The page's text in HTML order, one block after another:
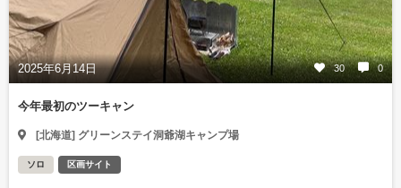
2025年6月14日 30 0
今年最初のツーキャン
[北海道] グリーンステイ洞爺湖キャンプ場
ソロ 区画サイト